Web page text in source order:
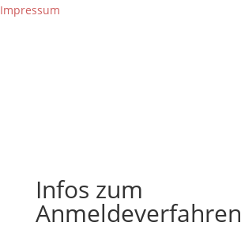
Impressum
Infos zum
Anmeldeverfahren